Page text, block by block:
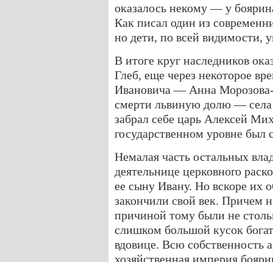
оказалось некому — у
Как писал один из
но дети, по всей видимости,
В итоге круг наследников
Глеб, еще через некоторое
Ивановича — Анна
смерти львиную долю —
забрал себе царь Алексей
государственном уровне был
Немалая часть остальных
деятельнице церковного
ее сыну Ивану. Но вскоре их
закончили свой век. Причем
причиной тому были не
слишком большой кусок
вдовице. Всю собственность
хозяйственная империя